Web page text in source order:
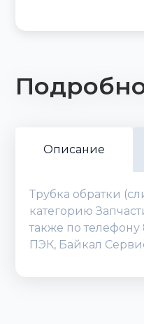
Описание
Трубка обратки
категорию
также по
ПЭК, Байкал